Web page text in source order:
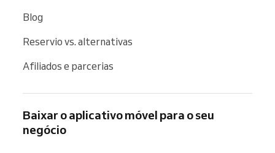
Blog
Reservio vs. alternativas
Afiliados e parcerias
Baixar o aplicativo móvel para o seu
negócio